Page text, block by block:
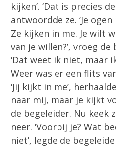
kijken’. ‘Dat is precies
antwoordde ze. ‘Je
Ze kijken in me. Je wilt
van je willen?’, vroeg
‘Dat weet ik niet, maar
Weer was er een flits
‘Jij kijkt in me’,
naar mij, maar je kijkt
de begeleider. Nu keek
neer. ‘Voorbij je? Wat
niet’, legde de